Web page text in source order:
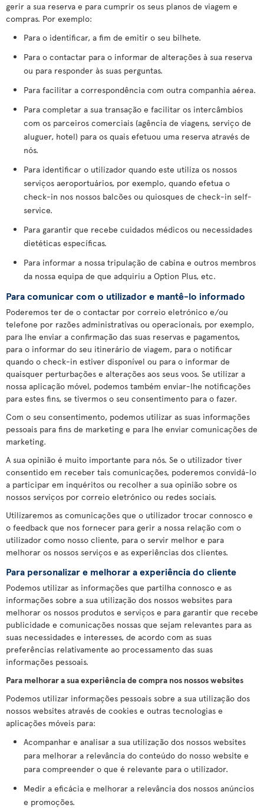
gerir a sua reserva e para cumprir os seus planos de viagem e
compras. Por exemplo:
Para o identificar, a fim de emitir o seu bilhete.
Para o contactar para o informar de alterações à sua reserva
ou para responder às suas perguntas.
Para facilitar a correspondência com outra companhia aérea.
Para completar a sua transação e facilitar os intercâmbios
com os parceiros comerciais (agência de viagens, serviço de
aluguer, hotel) para os quais efetuou uma reserva através de
nós.
Para identificar o utilizador quando este utiliza os nossos
serviços aeroportuários, por exemplo, quando efetua o
check-in nos nossos balcões ou quiosques de check-in self-
service.
Para garantir que recebe cuidados médicos ou necessidades
dietéticas específicas.
Para informar a nossa tripulação de cabina e outros membros
da nossa equipa de que adquiriu a Option Plus, etc.
Para comunicar com o utilizador e mantê-lo informado
Poderemos ter de o contactar por correio eletrónico e/ou
telefone por razões administrativas ou operacionais, por exemplo,
para lhe enviar a confirmação das suas reservas e pagamentos,
para o informar do seu itinerário de viagem, para o notificar
quando o check-in estiver disponível ou para o informar de
quaisquer perturbações e alterações aos seus voos. Se utilizar a
nossa aplicação móvel, podemos também enviar-lhe notificações
para estes fins, se tivermos o seu consentimento para o fazer.
Com o seu consentimento, podemos utilizar as suas informações
pessoais para fins de marketing e para lhe enviar comunicações de
marketing.
A sua opinião é muito importante para nós. Se o utilizador tiver
consentido em receber tais comunicações, poderemos convidá-lo
a participar em inquéritos ou recolher a sua opinião sobre os
nossos serviços por correio eletrónico ou redes sociais.
Utilizaremos as comunicações que o utilizador trocar connosco e
o feedback que nos fornecer para gerir a nossa relação com o
utilizador como nosso cliente, para o servir melhor e para
melhorar os nossos serviços e as experiências dos clientes.
Para personalizar e melhorar a experiência do cliente
Podemos utilizar as informações que partilha connosco e as
informações sobre a sua utilização dos nossos websites para
melhorar os nossos produtos e serviços e para garantir que recebe
publicidade e comunicações nossas que sejam relevantes para as
suas necessidades e interesses, de acordo com as suas
preferências relativamente ao processamento das suas
informações pessoais.
Para melhorar a sua experiência de compra nos nossos websites
Podemos utilizar informações pessoais sobre a sua utilização dos
nossos websites através de cookies e outras tecnologias e
aplicações móveis para:
Acompanhar e analisar a sua utilização dos nossos websites
para melhorar a relevância do conteúdo do nosso website e
para compreender o que é relevante para o utilizador.
Medir a eficácia e melhorar a relevância dos nossos anúncios
e promoções.